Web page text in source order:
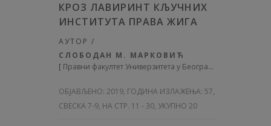
КРОЗ ЛАВИРИНТ КЉУЧНИХ
ИНСТИТУТА ПРАВА ЖИГА
АУТОР /
СЛОБОДАН М. МАРКОВИЋ
[ Правни факултет Универзитета у Београду
ОБЈАВЉЕНО: 2019, ГОДИНА ИЗЛАЖЕЊА: 57,
СВЕСКА 7-9, НА СТР. 11 - 30, УКУПНО 20